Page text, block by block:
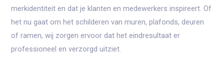
merkidentiteit en dat je klanten en medewerkers inspireert. Of
het nu gaat om het schilderen van muren, plafonds, deuren
of ramen, wij zorgen ervoor dat het eindresultaat er
professioneel en verzorgd uitziet.